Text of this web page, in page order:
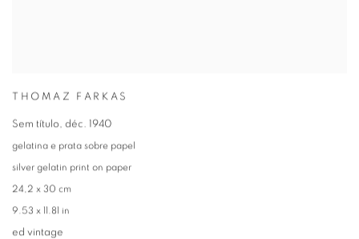
THOMAZ FARKAS
Sem título, déc. 1940
gelatina e prata sobre papel
silver gelatin print on paper
24,2 x 30 cm
9.53 x 11.81 in
ed vintage